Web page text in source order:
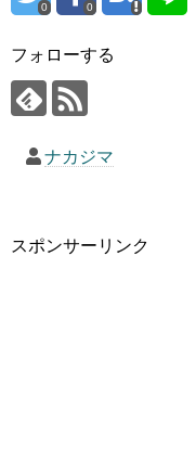
0 0
フォローする
ナカジマ
スポンサーリンク